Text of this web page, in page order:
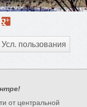
Усл. пользования
от центральной